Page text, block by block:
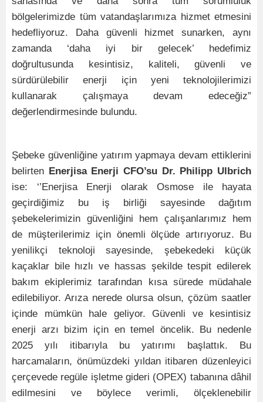
bölgelerimizde tüm vatandaşlarımıza hizmet etmesini
hedefliyoruz. Daha güvenli hizmet sunarken, aynı
zamanda ‘daha iyi bir gelecek’ hedefimiz
doğrultusunda kesintisiz, kaliteli, güvenli ve
sürdürülebilir enerji için yeni teknolojilerimizi
kullanarak çalışmaya devam edeceğiz”
değerlendirmesinde bulundu.
Şebeke güvenliğine yatırım yapmaya devam ettiklerini
belirten Enerjisa Enerji CFO’su Dr. Philipp Ulbrich
ise: ‘’Enerjisa Enerji olarak Osmose ile hayata
geçirdiğimiz bu iş birliği sayesinde dağıtım
şebekelerimizin güvenliğini hem çalışanlarımız hem
de müşterilerimiz için önemli ölçüde artırıyoruz. Bu
yenilikçi teknoloji sayesinde, şebekedeki küçük
kaçaklar bile hızlı ve hassas şekilde tespit edilerek
bakım ekiplerimiz tarafından kısa sürede müdahale
edilebiliyor. Arıza nerede olursa olsun, çözüm saatler
içinde mümkün hale geliyor. Güvenli ve kesintisiz
enerji arzı bizim için en temel öncelik. Bu nedenle
2025 yılı itibarıyla bu yatırımı başlattık. Bu
harcamaların, önümüzdeki yıldan itibaren düzenleyici
çerçevede regüle işletme gideri (OPEX) tabanına dâhil
edilmesini ve böylece verimli, ölçeklenebilir